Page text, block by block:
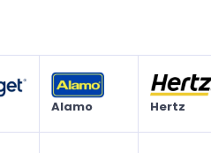
Alamo Hertz